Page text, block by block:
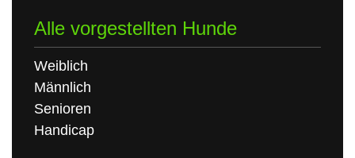
Alle vorgestellten Hunde
Weiblich
Männlich
Senioren
Handicap